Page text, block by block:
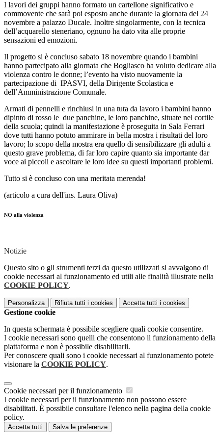
I lavori dei gruppi hanno formato un cartellone significativo e
commovente che sarà poi esposto anche durante la giornata del 24
novembre a palazzo Ducale. Inoltre singolarmente, con la tecnica
dell’acquarello steneriano, ognuno ha dato vita alle proprie
sensazioni ed emozioni.
Il progetto si è concluso sabato 18 novembre quando i bambini
hanno partecipato alla giornata che Bogliasco ha voluto dedicare alla
violenza contro le donne; l’evento ha visto nuovamente la
partecipazione di IPASVI, della Dirigente Scolastica e
dell’Amministrazione Comunale.
Armati di pennelli e rinchiusi in una tuta da lavoro i bambini hanno
dipinto di rosso le due panchine, le loro panchine, situate nel cortile
della scuola; quindi la manifestazione è proseguita in Sala Ferrari
dove tutti hanno potuto ammirare in bella mostra i risultati del loro
lavoro; lo scopo della mostra era quello di sensibilizzare gli adulti a
questo grave problema, di far loro capire quanto sia importante dar
voce ai piccoli e ascoltare le loro idee su questi importanti problemi.
Tutto si è concluso con una meritata merenda!
(articolo a cura dell'ins. Laura Oliva)
NO alla violenza
Notizie
Questo sito o gli strumenti terzi da questo utilizzati si avvalgono di
cookie necessari al funzionamento ed utili alle finalità illustrate nella
COOKIE POLICY.
Personalizza Rifiuta tutti i cookies Accetta tutti i cookies
Gestione cookie
In questa schermata è possibile scegliere quali cookie consentire.
I cookie necessari sono quelli che consentono il funzionamento della
piattaforma e non è possibile disabilitarli.
Per conoscere quali sono i cookie necessari al funzionamento potete
visionare la COOKIE POLICY.
Cookie necessari per il funzionamento
I cookie necessari per il funzionamento non possono essere
disabilitati. È possibile consultare l'elenco nella pagina della cookie
policy.
Accetta tutti Salva le preferenze